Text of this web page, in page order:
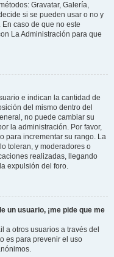
Gravatar, Galería,
si se pueden usar o no y
caso de que no este
La Administración para que
e indican la cantidad de
del mismo dentro del
no puede cambiar su
la administración. Por favor,
para incrementar su rango. La
toleran, y moderadores o
realizadas, llegando
expulsión del foro.
un usuario, ¡me pide que me
a otros usuarios a través del
es para prevenir el uso